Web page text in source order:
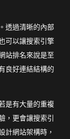
透過清晰的內部
可以讓搜索引擎
站排名來說是至
良好連結結構的
是有大量的重複
，更會讓搜索引
計網站架構時，